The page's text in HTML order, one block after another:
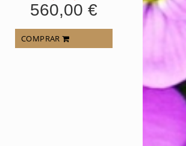
560,00 €
COMPRAR